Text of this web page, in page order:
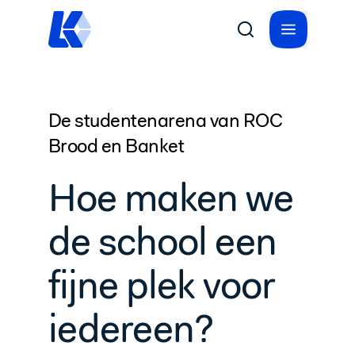
De studentenarena van ROC
Brood en Banket
Hoe maken we
de school een
fijne plek voor
iedereen?